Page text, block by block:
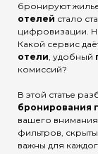
бронируют
отелей стало
цифровизации.
Какой сервис
отели, удобный
комиссий?
В этой статье
бронирования
вашего
фильтров,
важны для